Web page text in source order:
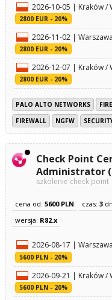
2026-10-05 | Kraków /
2800 EUR - 20%
2026-11-02 |
2800 EUR - 20%
2026-12-07 | Kraków /
2800 EUR - 20%
PALO ALTO NETWORKS
FIREWALL
NGFW
Check Point
Administrator
szkolenie check point
cena od: 5600 PLN czas: 3
wersja: R82.x
2026-08-17 |
5600 PLN - 20%
2026-09-21 | Kraków /
5600 PLN - 20%